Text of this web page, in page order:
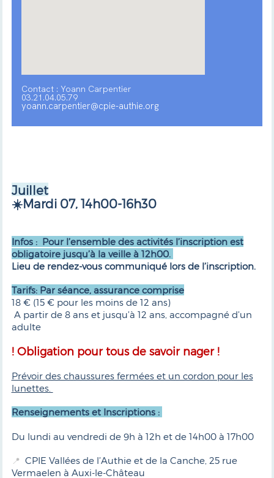
Contact : Yoann Carpentier
03.21.04.05.79
yoann.carpentier@cpie-authie.org
Juillet
☀️Mardi 07, 14h00-16h30
Infos : Pour l’ensemble des activités l’inscription est
obligatoire jusqu’à la veille à 12h00.
Lieu de rendez-vous communiqué lors de l’inscription.
Tarifs: Par séance, assurance comprise
18 € (15 € pour les moins de 12 ans)
A partir de 8 ans et jusqu’à 12 ans, accompagné d’un
adulte
! Obligation pour tous de savoir nager !
Prévoir des chaussures fermées et un cordon pour les
lunettes.
Renseignements et Inscriptions :
Du lundi au vendredi de 9h à 12h et de 14h00 à 17h00
📍 CPIE Vallées de l’Authie et de la Canche, 25 rue
Vermaelen à Auxi-le-Château